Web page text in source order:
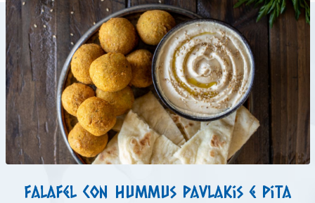
Falafel con hummus Pavlakis e pita